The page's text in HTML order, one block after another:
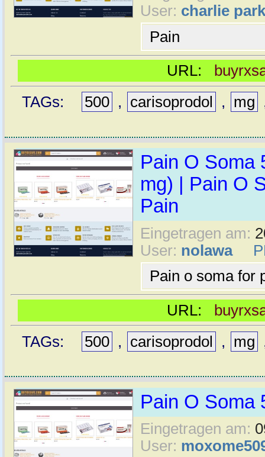
User: charlie
Pain
URL:
TAGs:
500 , carisoprodol , mg
Pain O Soma
mg) | Pain O
Pain
Eingetragen am:
User: nolawa
Pain o soma for
URL:
TAGs:
500 , carisoprodol , mg
Pain O Soma
Eingetragen am:
User: